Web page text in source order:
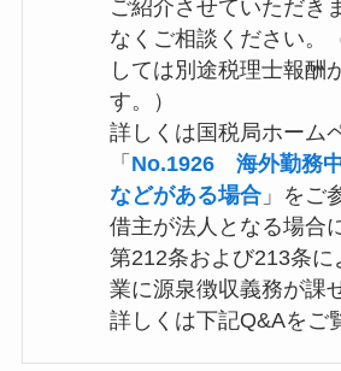
ご紹介させていただき
なくご相談ください。
しては別途税理士報酬
す。）
詳しくは国税局ホーム
「 No.1926 海外勤務
などがある場合」をご
借主が法人となる場合
第212条および213条に
業に源泉徴収義務が課
詳しくは下記Q&Aをご